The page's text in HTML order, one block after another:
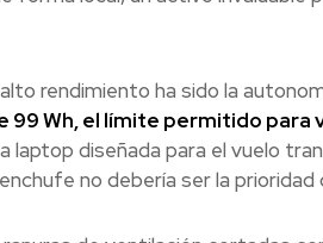
rendimiento ha sido la
99 Wh, el límite permitido para
laptop diseñada para el vuelo
no debería ser la prioridad